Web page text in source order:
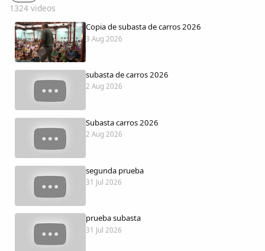
Periódico Alconétar
Foros
Idiosincrasia
Diccionario
Traductor
Dichos
Cancionero Local
Apodos
1324 videos
Copia de subasta de carros 2026
3 Aug 2026
subasta de carros 2026
2 Aug 2026
Subasta carros 2026
2 Aug 2026
segunda prueba
31 Jul 2026
prueba subasta
31 Jul 2026